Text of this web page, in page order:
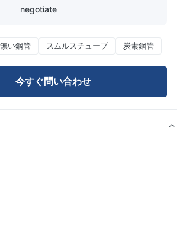
negotiate
い鋼管 スムルスチューブ 炭素鋼管
今すぐ問い合わせ